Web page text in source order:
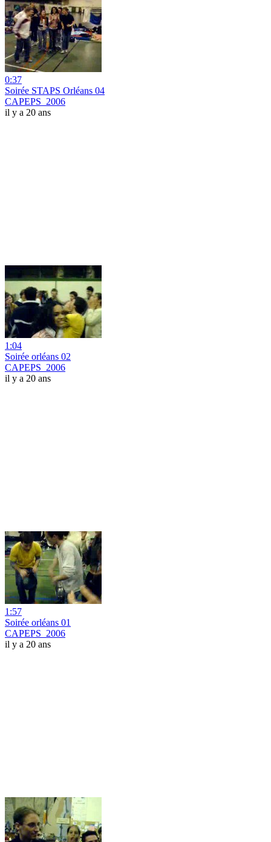
0:37
Soirée STAPS Orléans 04
CAPEPS_2006
il y a 20 ans
1:04
Soirée orléans 02
CAPEPS_2006
il y a 20 ans
1:57
Soirée orléans 01
CAPEPS_2006
il y a 20 ans